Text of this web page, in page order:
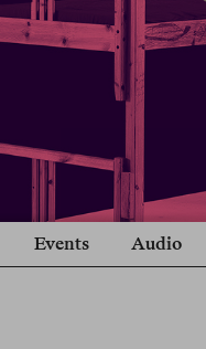
Events Audio